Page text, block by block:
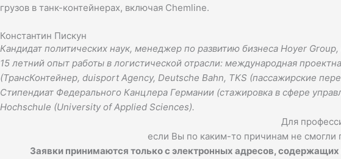
грузов в танк-контейнерах, включая Chemline.
Константин Пискун
Кандидат политических наук, менеджер по развитию бизнеса Hoyer
15 летний опыт работы в логистической отрасли: международная
(ТрансКонтейнер, duisport Agency, Deutsche Bahn, TKS (пассажирские
Стипендиат Федерального Канцлера Германии (стажировка в сфере
Hochschule (University of Applied Sciences).
Для
если Вы по каким-то причинам не смогли
Заявки принимаются только с электронных адресов,